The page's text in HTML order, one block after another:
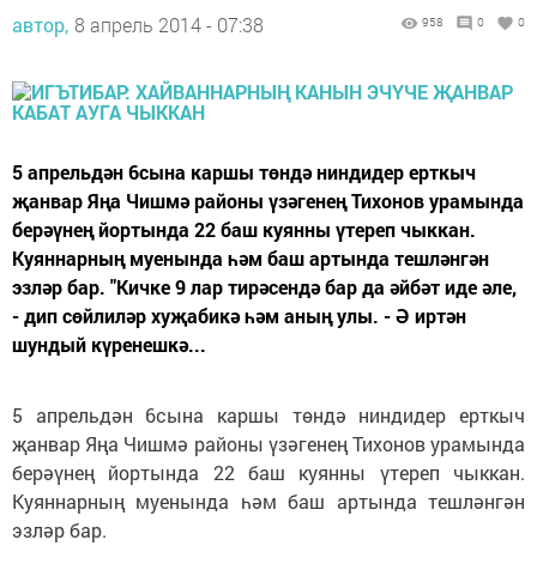
автор, 8 апрель 2014 - 07:38 958 0 0
5 апрельдән 6сына каршы төндә ниндидер ерткыч
җанвар Яңа Чишмә районы үзәгенең Тихонов урамында
берәүнең йортында 22 баш куянны үтереп чыккан.
Куяннарның муенында һәм баш артында тешләнгән
эзләр бар. "Кичке 9 лар тирәсендә бар да әйбәт иде әле,
- дип сөйлиләр хуҗабикә һәм аның улы. - Ә иртән
шундый күренешкә...
5 апрельдән 6сына каршы төндә ниндидер ерткыч
җанвар Яңа Чишмә районы үзәгенең Тихонов урамында
берәүнең йортында 22 баш куянны үтереп чыккан.
Куяннарның муенында һәм баш артында тешләнгән
эзләр бар.